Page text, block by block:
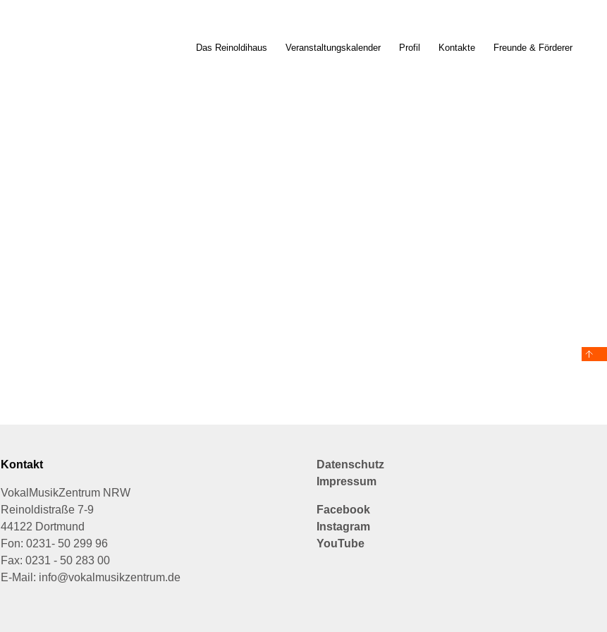
Das Reinoldihaus Veranstaltungskalender Profil Kontakte Freunde & Förderer
Kontakt
VokalMusikZentrum NRW
Reinoldistraße 7-9
44122 Dortmund
Fon: 0231- 50 299 96
Fax: 0231 - 50 283 00
E-Mail: info@vokalmusikzentrum.de
Datenschutz
Impressum
Facebook
Instagram
YouTube